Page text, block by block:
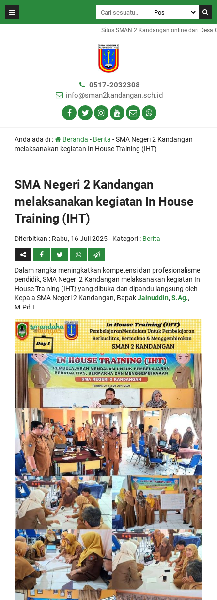
Situs SMAN 2 Kandangan online dari Desa
0517-2032308
info@sman2kandangan.sch.id
Anda ada di : Beranda - Berita -SMA Negeri 2 Kandangan
melaksanakan kegiatan In House Training (IHT)
SMA Negeri 2 Kandangan
melaksanakan kegiatan In House
Training (IHT)
Diterbitkan : Rabu, 16 Juli 2025- Kategori : Berita
Dalam rangka meningkatkan kompetensi dan profesionalisme
pendidik, SMA Negeri 2 Kandangan melaksanakan kegiatan In
House Training (IHT) yang dibuka dan dipandu langsung oleh
Kepala SMA Negeri 2 Kandangan, BapakJainuddin,S.Ag.,
M.Pd.I.